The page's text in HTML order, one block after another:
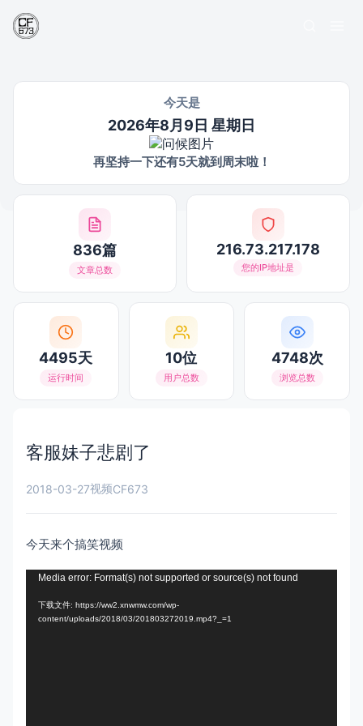
今天是
2026年8月9日 星期日
再坚持一下还有5天就到周末啦！
836篇
文章总数
216.73.217.178
您的IP地址是
4495天
运行时间
10位
用户总数
4748次
浏览总数
客服妹子悲剧了
2018-03-27视频CF673
今天来个搞笑视频
Media error: Format(s) not supported or source(s) not found
下载文件: https://ww2.xnwmw.com/wp-
content/uploads/2018/03/201803272019.mp4?_=1